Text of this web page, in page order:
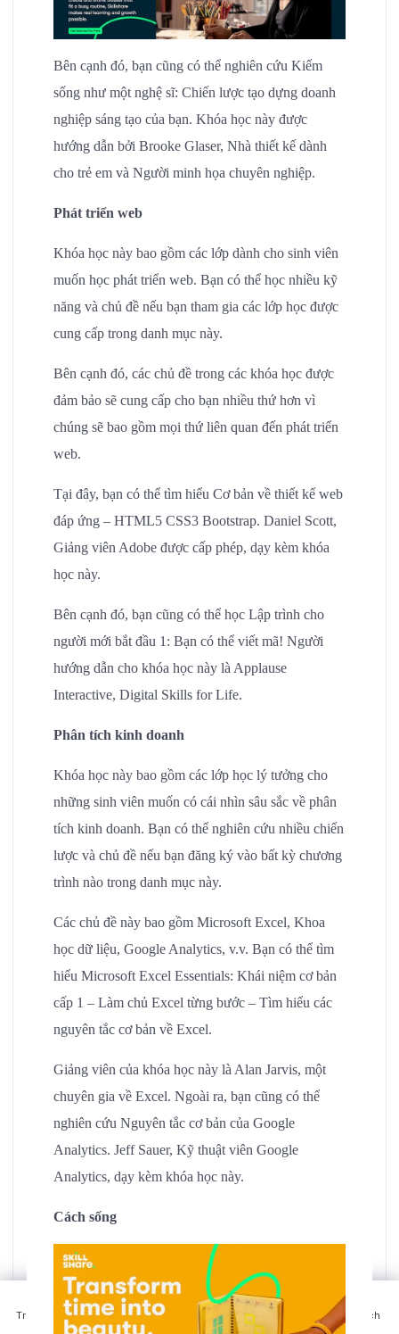
Bên cạnh đó, bạn cũng có thể nghiên cứu Kiếm
sống như một nghệ sĩ: Chiến lược tạo dựng doanh
nghiệp sáng tạo của bạn. Khóa học này được
hướng dẫn bởi Brooke Glaser, Nhà thiết kế dành
cho trẻ em và Người minh họa chuyên nghiệp.
Phát triển web
Khóa học này bao gồm các lớp dành cho sinh viên
muốn học phát triển web. Bạn có thể học nhiều kỹ
năng và chủ đề nếu bạn tham gia các lớp học được
cung cấp trong danh mục này.
Bên cạnh đó, các chủ đề trong các khóa học được
đảm bảo sẽ cung cấp cho bạn nhiều thứ hơn vì
chúng sẽ bao gồm mọi thứ liên quan đến phát triển
web.
Tại đây, bạn có thể tìm hiểu Cơ bản về thiết kế web
đáp ứng – HTML5 CSS3 Bootstrap. Daniel Scott,
Giảng viên Adobe được cấp phép, dạy kèm khóa
học này.
Bên cạnh đó, bạn cũng có thể học Lập trình cho
người mới bắt đầu 1: Bạn có thể viết mã! Người
hướng dẫn cho khóa học này là Applause
Interactive, Digital Skills for Life.
Phân tích kinh doanh
Khóa học này bao gồm các lớp học lý tưởng cho
những sinh viên muốn có cái nhìn sâu sắc về phân
tích kinh doanh. Bạn có thể nghiên cứu nhiều chiến
lược và chủ đề nếu bạn đăng ký vào bất kỳ chương
trình nào trong danh mục này.
Các chủ đề này bao gồm Microsoft Excel, Khoa
học dữ liệu, Google Analytics, v.v. Bạn có thể tìm
hiểu Microsoft Excel Essentials: Khái niệm cơ bản
cấp 1 – Làm chủ Excel từng bước – Tìm hiểu các
nguyên tắc cơ bản về Excel.
Giảng viên của khóa học này là Alan Jarvis, một
chuyên gia về Excel. Ngoài ra, bạn cũng có thể
nghiên cứu Nguyên tắc cơ bản của Google
Analytics. Jeff Sauer, Kỹ thuật viên Google
Analytics, dạy kèm khóa học này.
Cách sống
Trang chủ Danh mục
CALL
Blog Yêu thích